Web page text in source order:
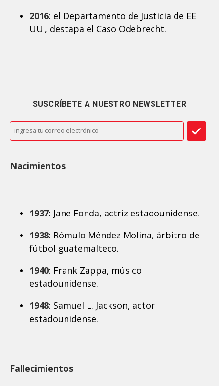
2016: el Departamento de Justicia de EE.
UU., destapa el Caso Odebrecht.
SUSCRÍBETE A NUESTRO NEWSLETTER
Nacimientos
1937: Jane Fonda, actriz estadounidense.
1938: Rómulo Méndez Molina, árbitro de
fútbol guatemalteco.
1940: Frank Zappa, músico
estadounidense.
1948: Samuel L. Jackson, actor
estadounidense.
Fallecimientos